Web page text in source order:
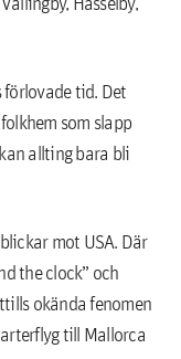
tid. Det
som slapp
allting bara bli
mot USA. Där
the clock” och
okända fenomen
till Mallorca